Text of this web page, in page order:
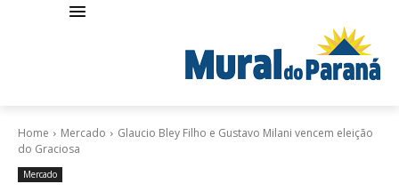
Home Mercado
Glaucio Bley Filho e Gustavo Milani vencem eleição
do Graciosa
Mercado